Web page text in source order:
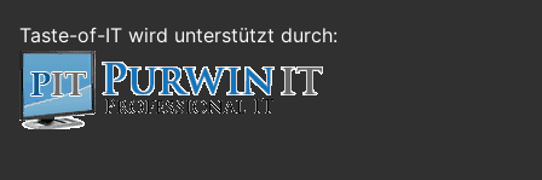
Taste-of-IT wird unterstützt durch: